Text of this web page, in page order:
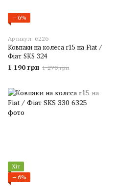
−6%
Артикул: 6226
Ковпаки на колеса r15 на Fiat /
Фіат SKS 324
1 190 грн 1 270 грн
Хіт
−6%